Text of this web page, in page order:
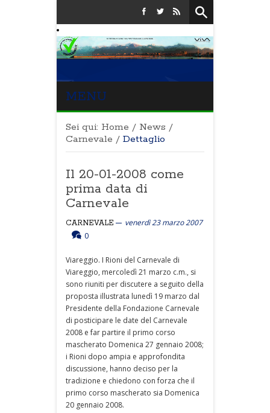
MENU
Sei qui: Home / News /
Carnevale / Dettaglio
Il 20-01-2008 come
prima data di
Carnevale
CARNEVALE
venerdì 23 marzo 2007
0
Viareggio. I Rioni del Carnevale di
Viareggio, mercoledì 21 marzo c.m., si
sono riuniti per discutere a seguito della
proposta illustrata lunedì 19 marzo dal
Presidente della Fondazione Carnevale
di posticipare le date del Carnevale
2008 e far partire il primo corso
mascherato Domenica 27 gennaio 2008;
i Rioni dopo ampia e approfondita
discussione, hanno deciso per la
tradizione e chiedono con forza che il
primo corso mascherato sia Domenica
20 gennaio 2008.